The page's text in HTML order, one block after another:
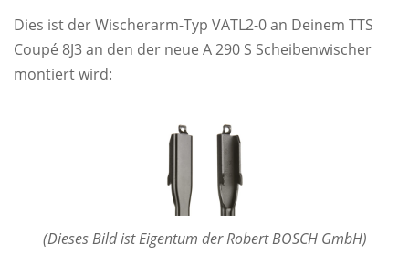
Dies ist der Wischerarm-Typ VATL2-0 an Deinem TTS
Coupé 8J3 an den der neue A 290 S Scheibenwischer
montiert wird:
(Dieses Bild ist Eigentum der Robert BOSCH GmbH)